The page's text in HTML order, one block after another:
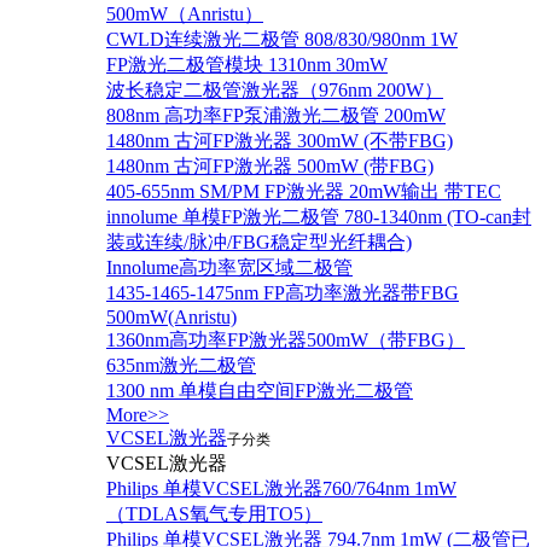
500mW（Anristu）
CWLD连续激光二极管 808/830/980nm 1W
FP激光二极管模块 1310nm 30mW
波长稳定二极管激光器（976nm 200W）
808nm 高功率FP泵浦激光二极管 200mW
1480nm 古河FP激光器 300mW (不带FBG)
1480nm 古河FP激光器 500mW (带FBG)
405-655nm SM/PM FP激光器 20mW输出 带TEC
innolume 单模FP激光二极管 780-1340nm (TO-can封
装或连续/脉冲/FBG稳定型光纤耦合)
Innolume高功率宽区域二极管
1435-1465-1475nm FP高功率激光器带FBG
500mW(Anristu)
1360nm高功率FP激光器500mW（带FBG）
635nm激光二极管
1300 nm 单模自由空间FP激光二极管
More>>
VCSEL激光器子分类
VCSEL激光器
Philips 单模VCSEL激光器760/764nm 1mW
（TDLAS氧气专用TO5）
Philips 单模VCSEL激光器 794.7nm 1mW (二极管已